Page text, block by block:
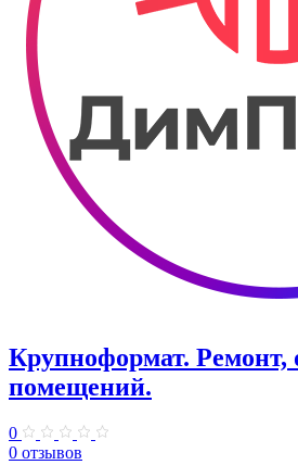
Крупноформат. Ремонт,
помещений.
0
0 отзывов